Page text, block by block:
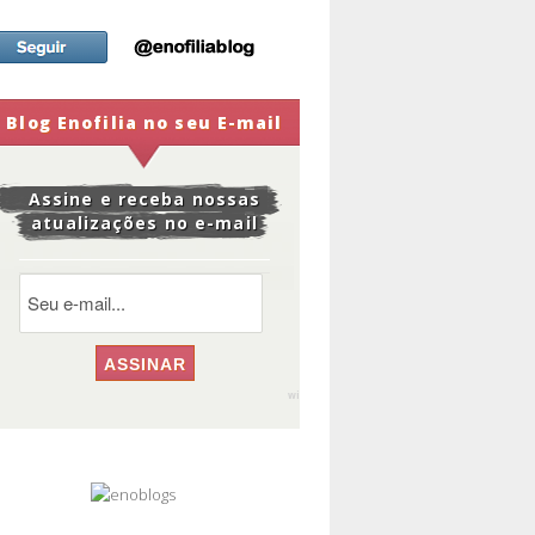
Blog Enofilia no seu E-mail
Assine e receba nossas
atualizações no e-mail
widge